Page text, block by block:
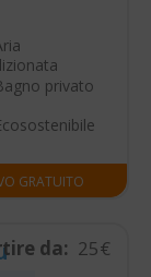
privato
GRATUITO
da: 25€